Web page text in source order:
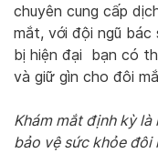
chuyên cung cấp
mắt, với đội ngũ bác
bị hiện đại bạn có
và giữ gìn cho đôi
Khám mắt định kỳ
bảo vệ sức khỏe